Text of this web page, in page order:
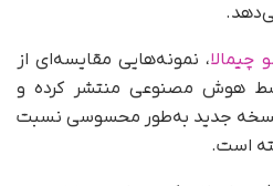
چیمالا، نمونه‌هایی مقایسه‌ای از
هوش مصنوعی منتشر کرده و
جدید به‌طور محسوسی نسبت
است.